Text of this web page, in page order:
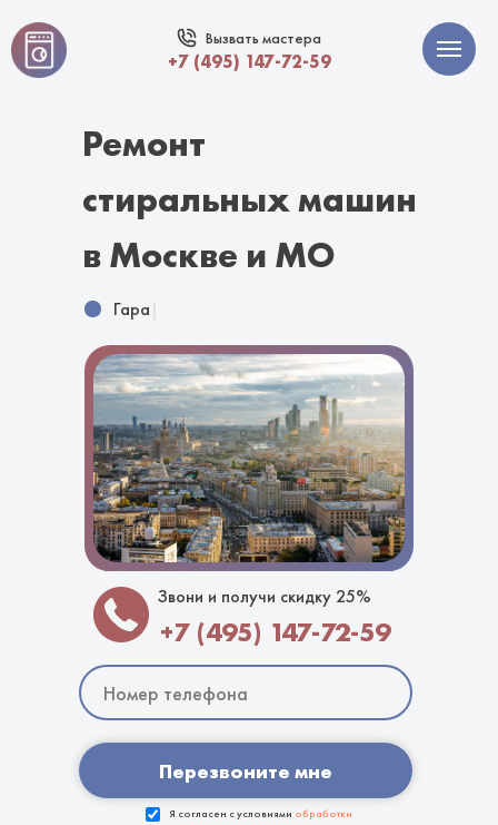
Вызвать мастера
+7 (495) 147-72-59
Гарантия 1
Перезвоните мне
Я согласен с условиями обработки
+7 (495) 147-72-59
Звони и получи скидку 25%
Ремонт
стиральных машин
в Москве и МО